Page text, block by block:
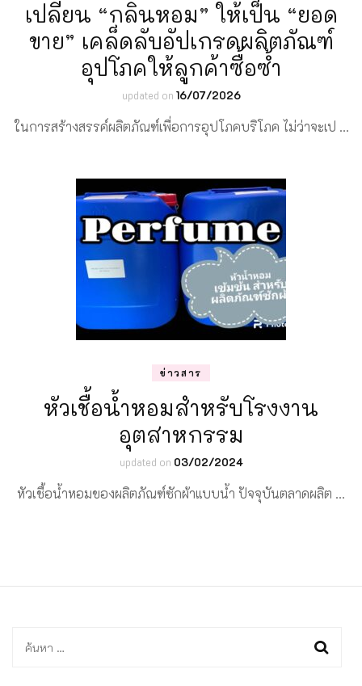
เปลี่ยน “กลิ่นหอม” ให้เป็น “ยอด
ขาย” เคล็ดลับอัปเกรดผลิตภัณฑ์
อุปโภคให้ลูกค้าซื้อซ้ำ
updated on 16/07/2026
ในการสร้างสรรค์ผลิตภัณฑ์เพื่อการอุปโภคบริโภค ไม่ว่าจะเป …
ข่าวสาร
หัวเชื้อน้ำหอมสำหรับโรงงาน
อุตสาหกรรม
updated on 03/02/2024
หัวเชื้อน้ำหอมของผลิตภัณฑ์ซักผ้าแบบน้ำ ปัจจุบันตลาดผลิต …
ค้นหา